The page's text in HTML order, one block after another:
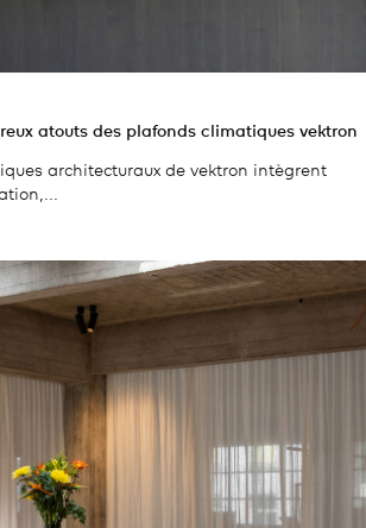
atouts des plafonds climatiques vektron
architecturaux de vektron intègrent